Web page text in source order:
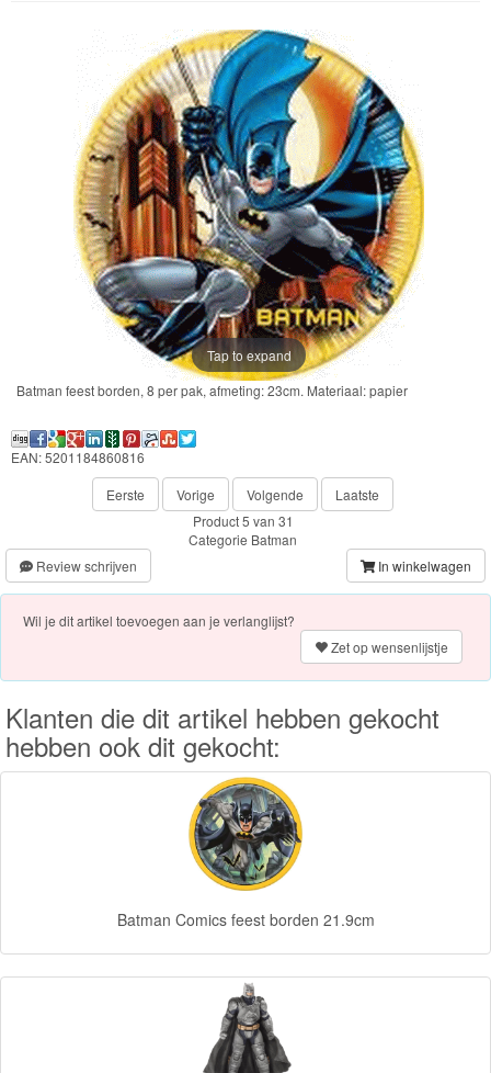
Masks
Super
Mario
Frozen
Fireman
Sam
Magische
Eenhoorn
Mickey
&
Minnie
Puzzels
Avengers
Forever
Tap to expand
Batman feest borden, 8 per pak, afmeting: 23cm. Materiaal: papier
EAN: 5201184860816
Eerste
Vorige Volgende
Laatste
Product 5 van 31
Categorie Batman
Review schrijven
In winkelwagen
Wil je dit artikel toevoegen aan je verlanglijst?
Zet op wensenlijstje
Klanten die dit artikel hebben gekocht
hebben ook dit gekocht:
Batman Comics feest borden 21.9cm